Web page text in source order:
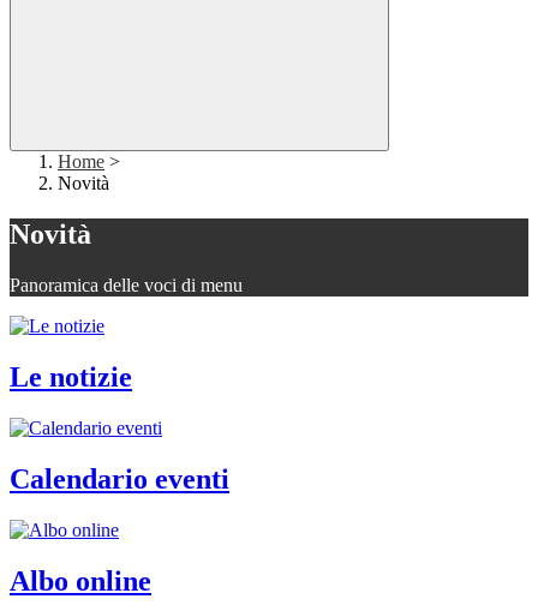
Home >
Novità
Novità
Panoramica delle voci di menu
Le notizie
Calendario eventi
Albo online